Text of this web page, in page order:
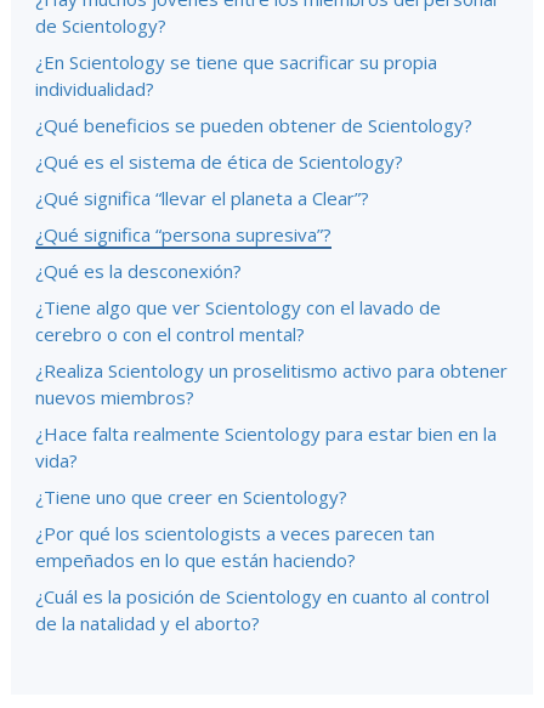
de Scientology?
¿En Scientology se tiene que sacrificar su propia
individualidad?
¿Qué beneficios se pueden obtener de Scientology?
¿Qué es el sistema de ética de Scientology?
¿Qué significa “llevar el planeta a Clear”?
¿Qué significa “persona supresiva”?
¿Qué es la desconexión?
¿Tiene algo que ver Scientology con el lavado de
cerebro o con el control mental?
¿Realiza Scientology un proselitismo activo para obtener
nuevos miembros?
¿Hace falta realmente Scientology para estar bien en la
vida?
¿Tiene uno que creer en Scientology?
¿Por qué los scientologists a veces parecen tan
empeñados en lo que están haciendo?
¿Cuál es la posición de Scientology en cuanto al control
de la natalidad y el aborto?